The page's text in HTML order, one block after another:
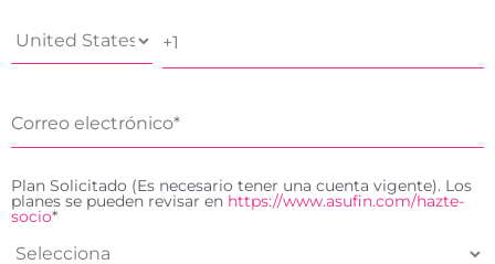
Plan Solicitado (Es necesario tener una cuenta vigente). Los
planes se pueden revisar en https://www.asufin.com/hazte-
socio*